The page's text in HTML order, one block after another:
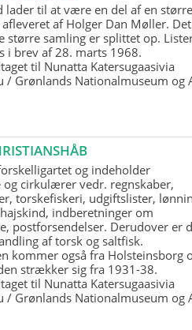
lader til at være en del af en
af Holger Dan Møller.
større samling er splittet op.
i brev af 28. marts 1968.
til Nunatta Katersugaasivia
/ Grønlands Nationalmuseum og
og indeholder
og cirkulærer vedr. regnskaber,
torskefiskeri, udgiftslister,
indberetninger om
postforsendelser. Derudover er
af torsk og saltfisk.
kommer også fra Holsteinsborg
strækker sig fra 1931-38.
til Nunatta Katersugaasivia
/ Grønlands Nationalmuseum og